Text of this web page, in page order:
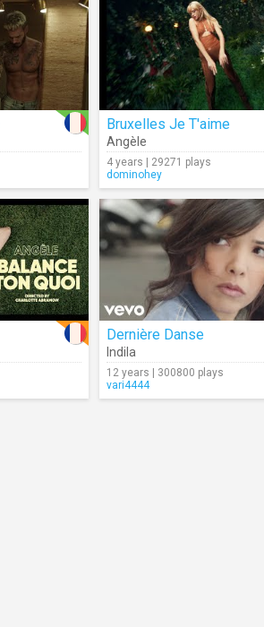
Bruxelles Je T'aime
Angèle
4 years | 29271 plays
dominohey
Dernière Danse
Indila
12 years | 300800 plays
vari4444